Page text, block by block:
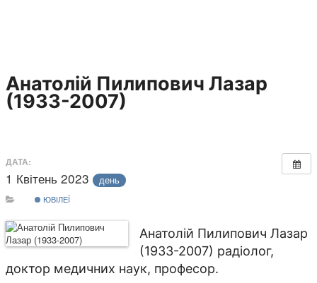
Анатолій Пилипович Лазар
(1933-2007)
ДАТА:
1 Квітень 2023 день
ЮВІЛЕЇ
Анатолій Пилипович Лазар
(1933-2007) радіолог,
доктор медичних наук, професор.